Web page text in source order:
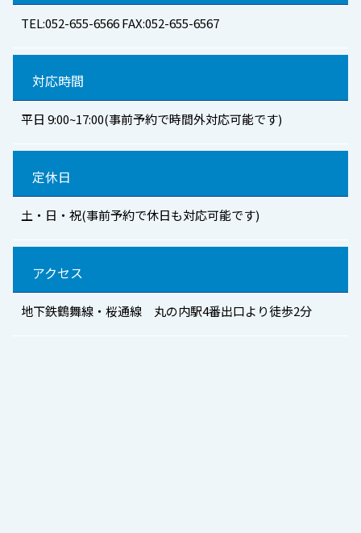
TEL:052-655-6566 FAX:052-655-6567
対応時間
平日 9:00~17:00(事前予約で時間外対応可能です)
定休日
土・日・祝(事前予約で休日も対応可能です)
アクセス
地下鉄鶴舞線・桜通線 丸の内駅4番出口より徒歩2分